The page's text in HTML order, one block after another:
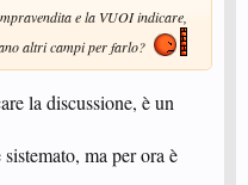
e la VUOI indicare,
altri campi per farlo?
la discussione, è un
ma per ora è